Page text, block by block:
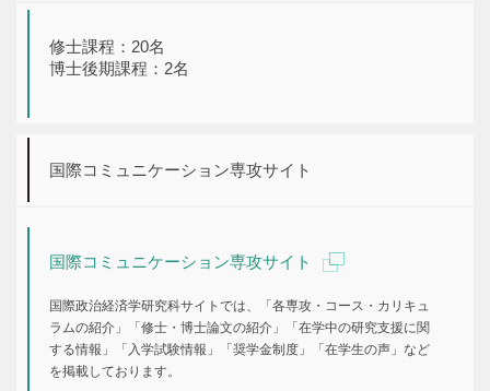
修士課程：20名
博士後期課程：2名
国際コミュニケーション専攻サイト
国際コミュニケーション専攻サイト
国際政治経済学研究科サイトでは、「各専攻・コース・カリキュ
ラムの紹介」「修士・博士論文の紹介」「在学中の研究支援に関
する情報」「入学試験情報」「奨学金制度」「在学生の声」など
を掲載しております。